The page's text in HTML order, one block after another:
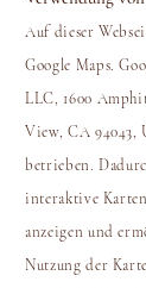
Auf dieser
Google Maps.
LLC, 1600
View, CA 94043,
betrieben.
interaktive
anzeigen und
Nutzung der